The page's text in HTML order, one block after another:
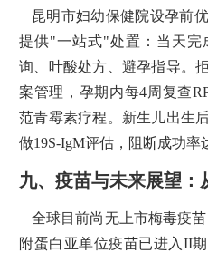
昆明市妇幼保健院设孕前
提供"一站式"处置：当天完
询、叶酸处方、避孕指导。
案管理，孕期内每4周复查
范青霉素疗程。新生儿出生
做19S-IgM评估，阻断成功率
九、疫苗与未来展望
全球目前尚无上市梅毒疫
附蛋白亚单位疫苗已进入II